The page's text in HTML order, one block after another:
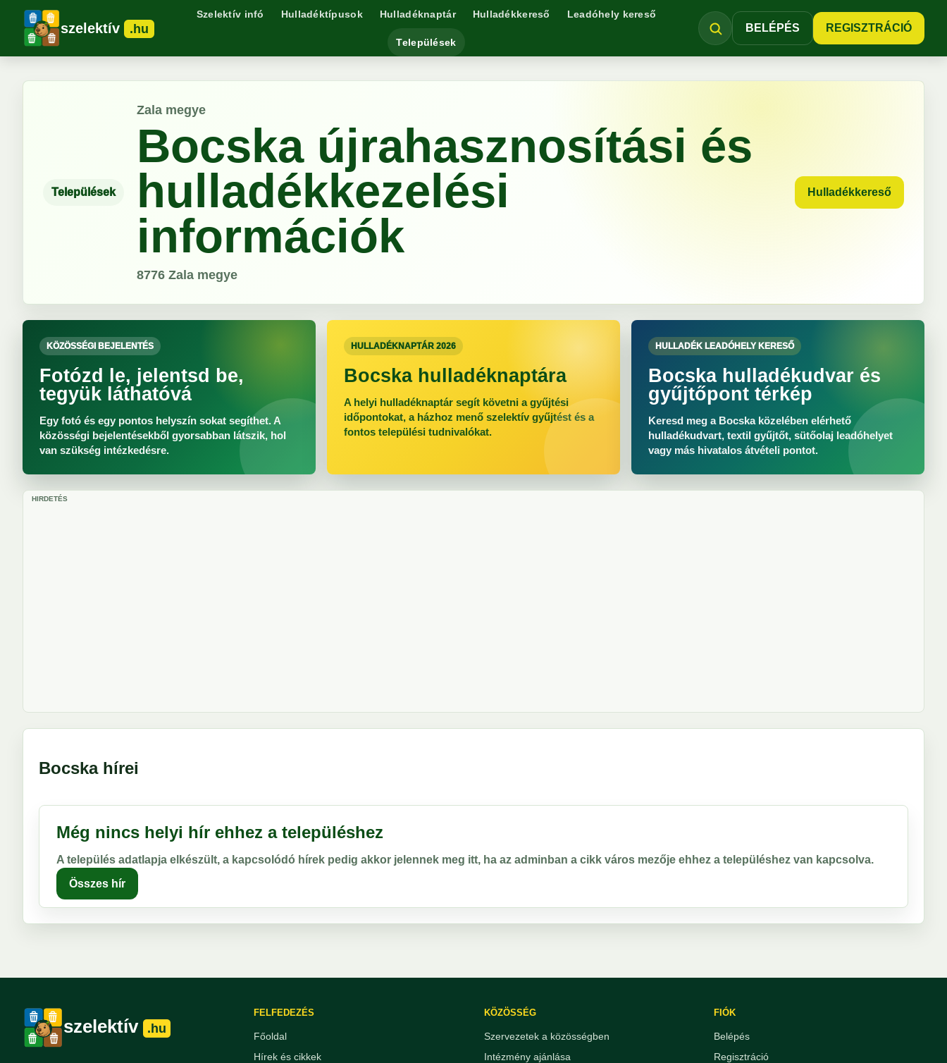
szelektív .hu
Szelektív infó Hulladéktípusok Hulladéknaptár Hulladékkereső Leadóhely kereső
Települések
BELÉPÉS REGISZTRÁCIÓ
Települések
Zala megye
Bocska újrahasznosítási és
hulladékkezelési
információk
8776 Zala megye
Hulladékkereső
KÖZÖSSÉGI BEJELENTÉS
Fotózd le, jelentsd be,
tegyük láthatóvá
Egy fotó és egy pontos helyszín sokat segíthet. A
közösségi bejelentésekből gyorsabban látszik, hol
van szükség intézkedésre.
HULLADÉKNAPTÁR 2026
Bocska hulladéknaptára
A helyi hulladéknaptár segít követni a gyűjtési
időpontokat, a házhoz menő szelektív gyűjtést és a
fontos települési tudnivalókat.
HULLADÉK LEADÓHELY KERESŐ
Bocska hulladékudvar és
gyűjtőpont térkép
Keresd meg a Bocska közelében elérhető
hulladékudvart, textil gyűjtőt, sütőolaj leadóhelyet
vagy más hivatalos átvételi pontot.
HIRDETÉS
Bocska hírei
Még nincs helyi hír ehhez a településhez
A település adatlapja elkészült, a kapcsolódó hírek pedig akkor jelennek meg itt, ha az adminban a cikk város mezője ehhez a településhez van kapcsolva.
Összes hír
szelektív .hu
FELFEDEZÉS
Főoldal
Hírek és cikkek
KÖZÖSSÉG
Szervezetek a közösségben
Intézmény ajánlása
FIÓK
Belépés
Regisztráció